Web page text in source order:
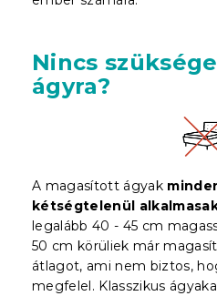
Nincs
ágyra?
A magasított ágyak
kétségtelenül
legalább 40 - 45 cm
50 cm körüliek már
átlagot, ami nem biztos,
megfelel. Klasszikus